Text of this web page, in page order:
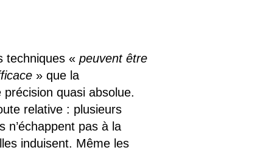
techniques «peuvent être
» que la
quasi absolue.
relative : plusieurs
n’échappent pas à la
induisent. Même les